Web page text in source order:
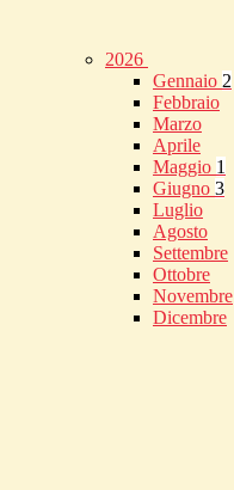
2026
Gennaio 2
Febbraio
Marzo
Aprile
Maggio 1
Giugno 3
Luglio
Agosto
Settembre
Ottobre
Novembre
Dicembre